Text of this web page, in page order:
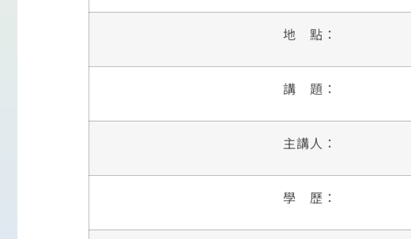
地 點：
講 題：
主講人：
學 歷：